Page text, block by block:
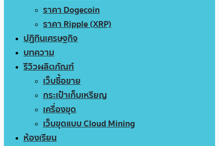
ราคา Dogecoin
ราคา Ripple (XRP)
ปฏิทินเศรษฐกิจ
บทความ
รีวิวผลิตภัณฑ์
เว็บซื้อขาย
กระเป๋าเก็บเหรียญ
เครื่องขุด
เว็บขุดแบบ Cloud Mining
ห้องเรียน